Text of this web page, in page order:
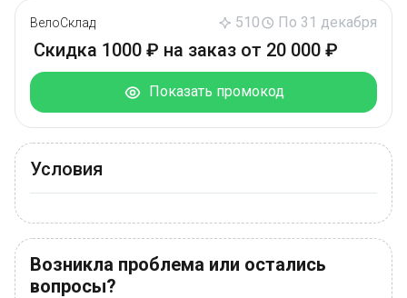
ВелоСклад 510 По 31 декабря
Скидка 1000 ₽ на заказ от 20 000 ₽
Показать промокод
Условия
Возникла проблема или остались
вопросы?